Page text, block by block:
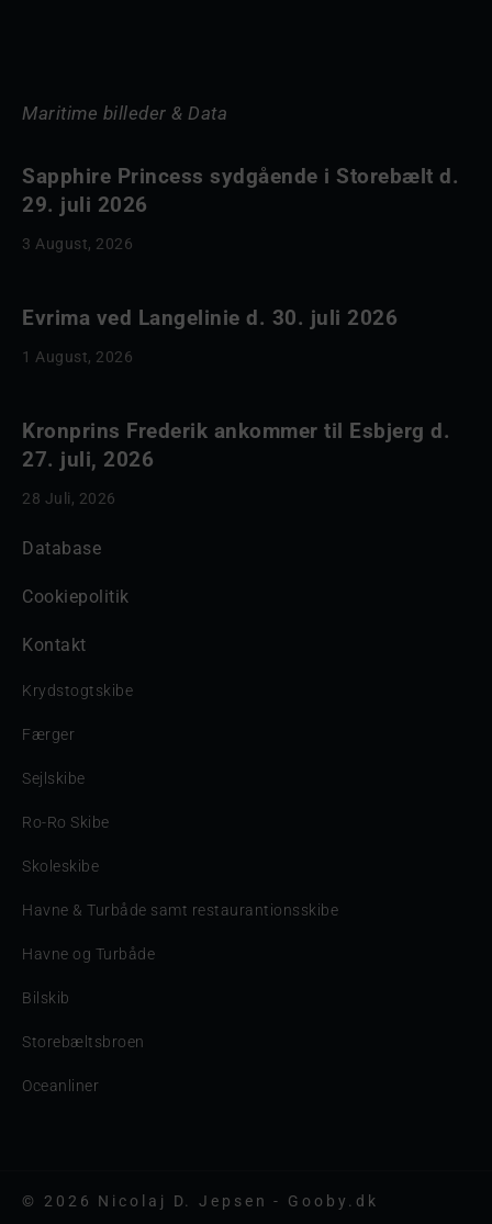
Maritime billeder & Data
Sapphire Princess sydgående i Storebælt d.
29. juli 2026
3 August, 2026
Evrima ved Langelinie d. 30. juli 2026
1 August, 2026
Kronprins Frederik ankommer til Esbjerg d.
27. juli, 2026
28 Juli, 2026
Database
Cookiepolitik
Kontakt
Krydstogtskibe
Færger
Sejlskibe
Ro-Ro Skibe
Skoleskibe
Havne & Turbåde samt restaurantionsskibe
Havne og Turbåde
Bilskib
Storebæltsbroen
Oceanliner
© 2026 Nicolaj D. Jepsen - Gooby.dk